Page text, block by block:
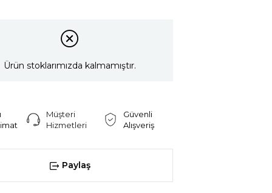
Ürün stoklarımızda kalmamıştır.
Müşteri
Hizmetleri
Güvenli
Alışveriş
Paylaş